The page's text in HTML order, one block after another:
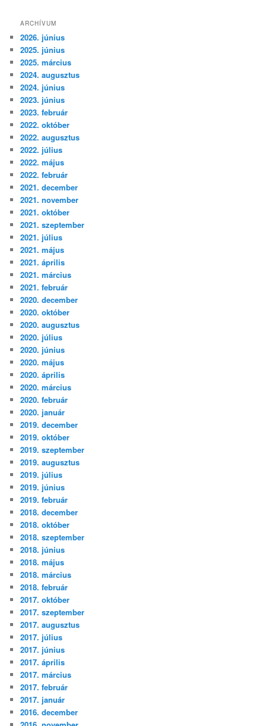
ARCHÍVUM
2026. június
2025. június
2025. március
2024. augusztus
2024. június
2023. június
2023. február
2022. október
2022. augusztus
2022. július
2022. május
2022. február
2021. december
2021. november
2021. október
2021. szeptember
2021. július
2021. május
2021. április
2021. március
2021. február
2020. december
2020. október
2020. augusztus
2020. július
2020. június
2020. május
2020. április
2020. március
2020. február
2020. január
2019. december
2019. október
2019. szeptember
2019. augusztus
2019. július
2019. június
2019. február
2018. december
2018. október
2018. szeptember
2018. június
2018. május
2018. március
2018. február
2017. október
2017. szeptember
2017. augusztus
2017. július
2017. június
2017. április
2017. március
2017. február
2017. január
2016. december